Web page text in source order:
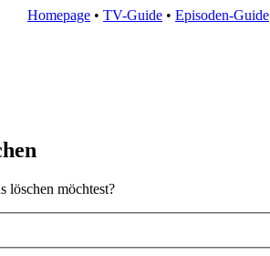
Homepage • TV-Guide • Episoden-Guide
löschen möchtest?